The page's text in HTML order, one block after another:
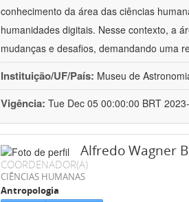
conhecimento da área das ciências
humanidades digitais. Nesse contexto, a
mudanças e desafios, demandando uma
Instituição/UF/País: Museu de
Vigência: Tue Dec 05 00:00:00 BRT
Alfredo Wagner
COORDENADOR(A)
CIÊNCIAS HUMANAS
Antropologia